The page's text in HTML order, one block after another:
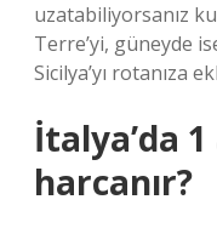
uzatabiliyorsanız
Terre’yi, güneyde
Sicilya’yı rotanıza
İtalya’da
harcanır?